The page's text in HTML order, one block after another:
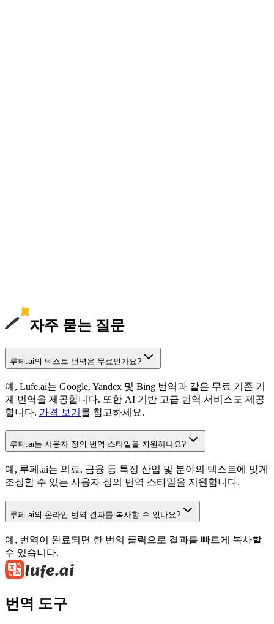
자주 묻는 질문
루페.ai의 텍스트 번역은 무료인가요?
예, Lufe.ai는 Google, Yandex 및 Bing 번역과 같은 무료 기존 기
계 번역을 제공합니다. 또한 AI 기반 고급 번역 서비스도 제공
합니다. 가격 보기 를 참고하세요.
루페.ai는 사용자 정의 번역 스타일을 지원하나요?
예, 루페.ai는 의료, 금융 등 특정 산업 및 분야의 텍스트에 맞게
조정할 수 있는 사용자 정의 번역 스타일을 지원합니다.
루페.ai의 온라인 번역 결과를 복사할 수 있나요?
예, 번역이 완료되면 한 번의 클릭으로 결과를 빠르게 복사할
수 있습니다.
번역 도구